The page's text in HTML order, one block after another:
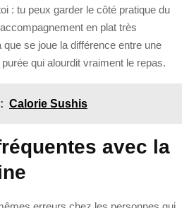
: tu peux garder le côté pratique du
en plat très
que se joue la différence entre une
purée qui alourdit vraiment le repas.
Calorie Sushis
avec la